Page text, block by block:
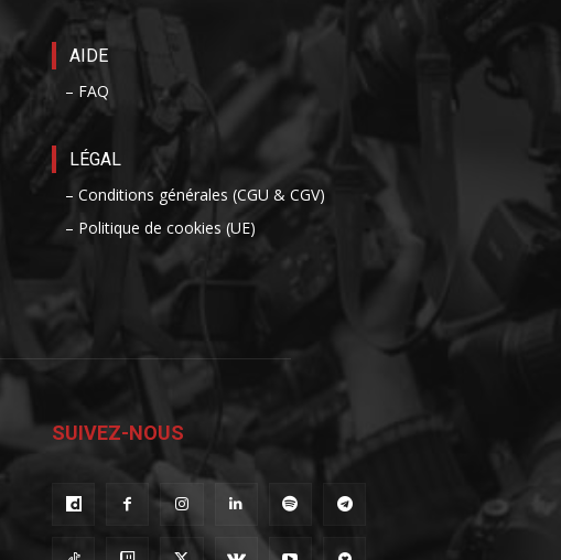
AIDE
– FAQ
LÉGAL
– Conditions générales (CGU & CGV)
– Politique de cookies (UE)
SUIVEZ-NOUS